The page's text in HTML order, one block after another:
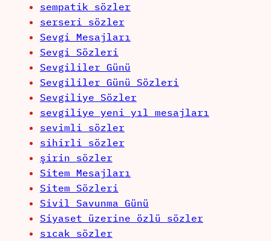
sempatik sözler
serseri sözler
Sevgi Mesajları
Sevgi Sözleri
Sevgililer Günü
Sevgililer Günü Sözleri
Sevgiliye Sözler
sevgiliye yeni yıl mesajları
sevimli sözler
sihirli sözler
şirin sözler
Sitem Mesajları
Sitem Sözleri
Sivil Savunma Günü
Siyaset üzerine özlü sözler
sıcak sözler